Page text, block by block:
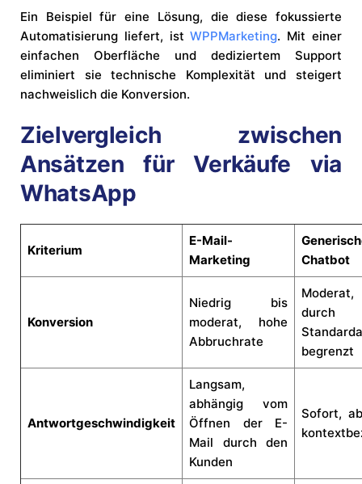
Ein Beispiel für eine Lösung, die diese fokussierte
Automatisierung liefert, istWPPMarketing. Mit einer
einfachen Oberfläche und dediziertem Support
eliminiert sie technische Komplexität und steigert
nachweislich die Konversion.
Zielvergleich zwischen
Ansätzen für Verkäufe via
WhatsApp
Kriterium
E-Mail-
Marketing
Chatbot
Konversion
Niedrig bis
moderat, hohe
Abbruchrate
durch
begrenzt
Antwortgeschwindigkeit
Langsam,
abhängig vom
Öffnen der E-
Mail durch den
Kunden
Sofort,